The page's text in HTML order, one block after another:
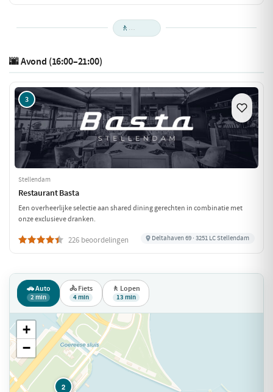
🚶
🌆 Avond (16:00–21:00)
3
Stellendam
Restaurant Basta
Een overheerlijke selectie aan shared dining gerechten in combinatie met
onze exclusieve dranken.
226 beoordelingen Deltahaven 69 · 3251 LC Stellendam
🚗 Auto
2 min
🚴 Fiets
4 min
🚶 Lopen
13 min
2
+
−